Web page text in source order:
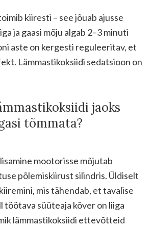
kiiresti – see jõuab ajusse
ja gaasi mõju algab 2–3 minuti
aste on kergesti reguleeritav, et
Lämmastikoksiidi sedatsioon on
jaoks
tõmmata?
mootorisse mõjutab
põlemiskiirust silindris. Üldiselt
mis tähendab, et tavalise
töötava süüteaja kõver on liiga
lämmastikoksiidi ettevõtteid